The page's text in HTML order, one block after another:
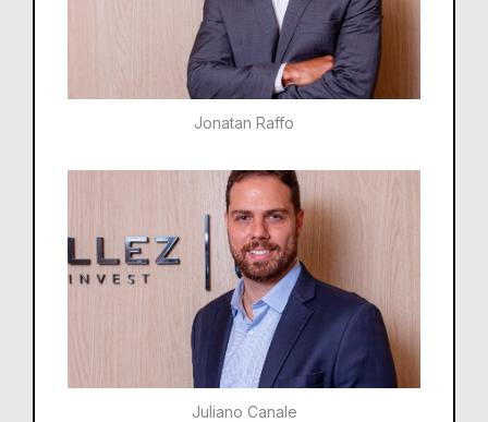
Jonatan Raffo
Juliano Canale